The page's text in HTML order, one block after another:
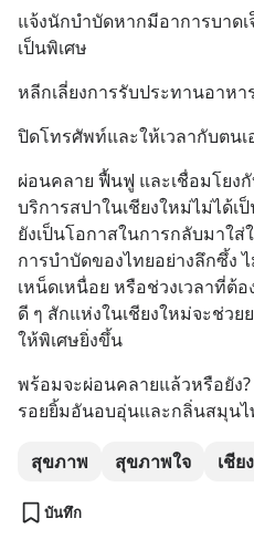
แจ้งนักบำบัดหากมีอาการบาด
เป็นพิเศษ
หลีกเลี่ยงการรับประทานอาห
ปิดโทรศัพท์และให้เวลากับตนเ
ผ่อนคลาย ฟื้นฟู และเชื่อมโยงกั
บริการสปาในเชียงใหม่ไม่ได้เ
ยังเป็นโอกาสในการกลับมาใ
การบำบัดของไทยอย่างลึกซึ้ง
เหน็ดเหนื่อย หรือช่วงเวลาที่ต้
ดี ๆ สักแห่งในเชียงใหม่จะช่ว
ให้พิเศษยิ่งขึ้น
พร้อมจะผ่อนคลายแล้วหรือยัง
รอยยิ้มอันอบอุ่นและกลิ่นสมุน
สุขภาพ สุขภาพใจ เชีย
บันทึก